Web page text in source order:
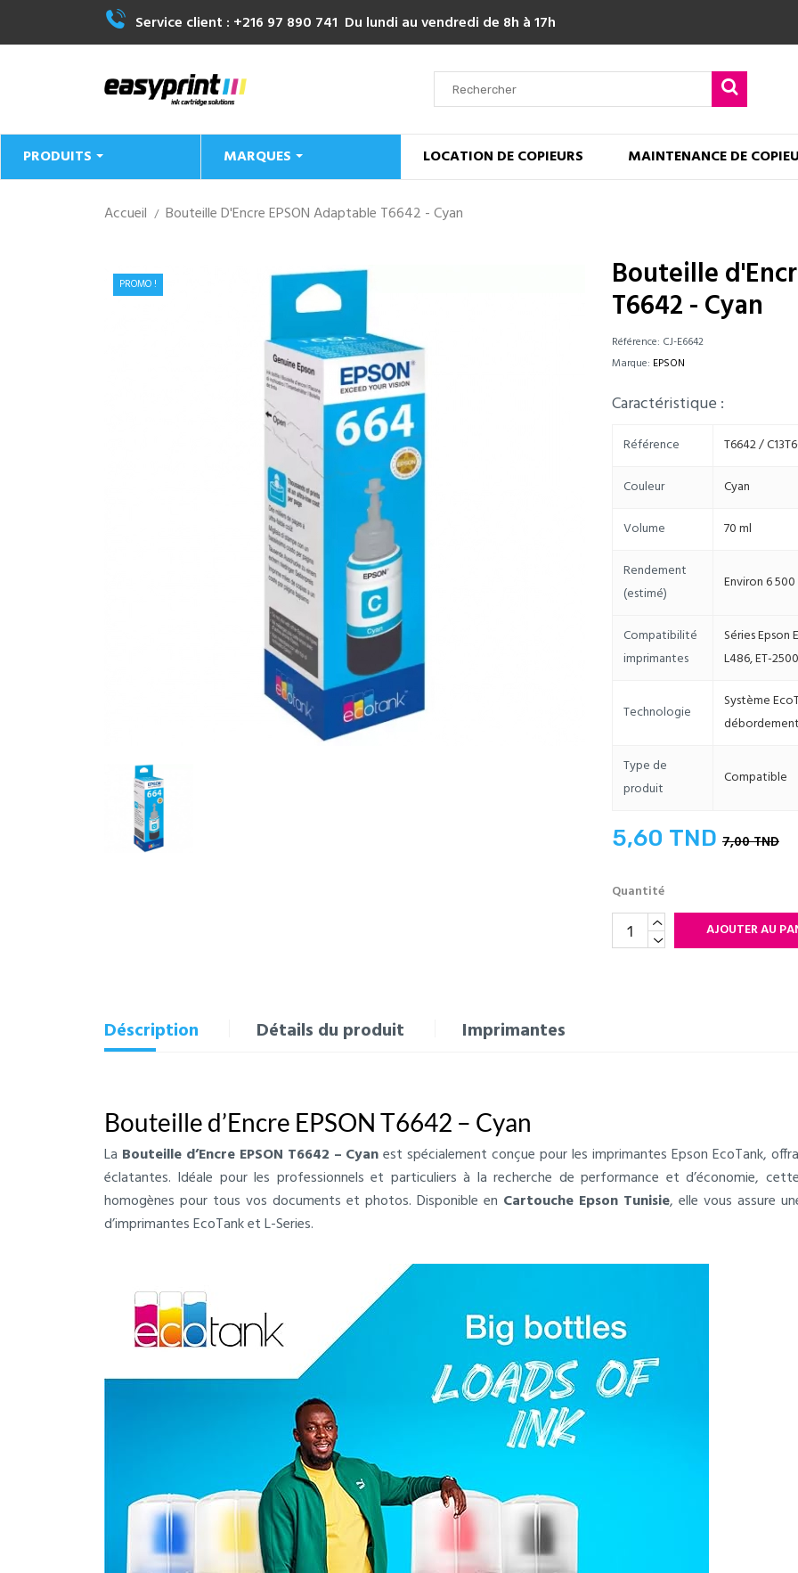
Service client : +216 97 890 741 Du lundi au vendredi de 8h à 17h
PRODUITS MARQUES LOCATION DE COPIEURS MAINTENANCE DE
Accueil Bouteille D'Encre EPSON Adaptable T6642 - Cyan
PROMO ! Bouteille
T6642 - Cyan
Référence: CJ-E6642
Marque: EPSON
Caractéristique :
Référence T6642 /
Couleur Cyan
Volume 70 ml
Rendement
(estimé)
Environ 6
Compatibilité
imprimantes
Séries Epson
L486, ET-
Technologie
Système
débordement
Type de
produit
Compatible
5,60 TND 7,00 TND
Quantité
AJOUTER AU
Déscription Détails du produit Imprimantes
Bouteille d’Encre EPSON T6642 – Cyan
La Bouteille d’Encre EPSON T6642 – Cyanest spécialement conçue pour les imprimantes Epson EcoTank,
éclatantes. Idéale pour les professionnels et particuliers à la recherche de performance et d’économie,
homogènes pour tous vos documents et photos. Disponible en Cartouche Epson Tunisie, elle vous assure
d’imprimantes EcoTank et L-Series.